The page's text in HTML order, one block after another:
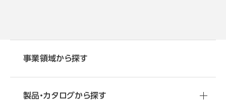
事業領域から探す
製品・カタログから探す